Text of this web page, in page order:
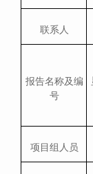
联系人
报告名称及编
号
项目组人员